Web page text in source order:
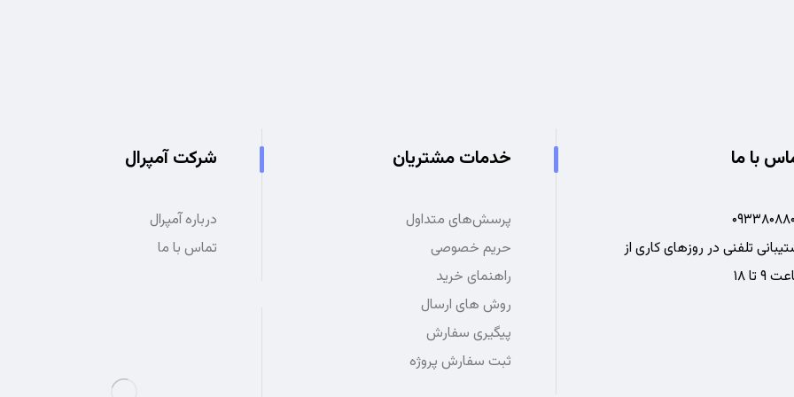
با ما
تلفنی در روزهای کاری از
تا ۱۸
خدمات مشتریان
پرسش‌های متداول
حریم خصوصی
راهنمای خرید
روش های ارسال
پیگیری سفارش
ثبت سفارش پروژه
شرکت آمپرال
درباره آمپرال
تماس با ما